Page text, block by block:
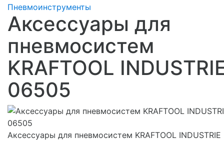
Пневмоинструменты
Аксессуары для
пневмосистем
KRAFTOOL
06505
Аксессуары для пневмосистем KRAFTOOL INDUSTRIE